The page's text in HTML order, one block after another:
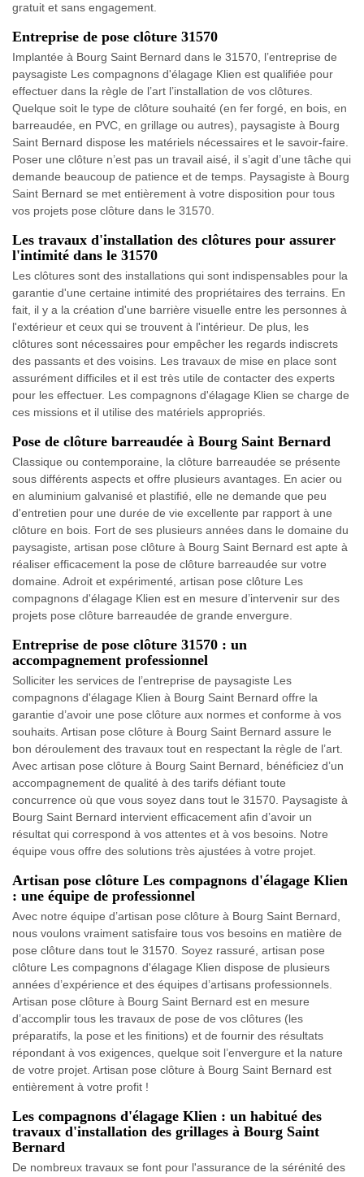
gratuit et sans engagement.
Entreprise de pose clôture 31570
Implantée à Bourg Saint Bernard dans le 31570, l’entreprise de
paysagiste Les compagnons d'élagage Klien est qualifiée pour
effectuer dans la règle de l’art l’installation de vos clôtures.
Quelque soit le type de clôture souhaité (en fer forgé, en bois, en
barreaudée, en PVC, en grillage ou autres), paysagiste à Bourg
Saint Bernard dispose les matériels nécessaires et le savoir-faire.
Poser une clôture n’est pas un travail aisé, il s’agit d’une tâche qui
demande beaucoup de patience et de temps. Paysagiste à Bourg
Saint Bernard se met entièrement à votre disposition pour tous
vos projets pose clôture dans le 31570.
Les travaux d'installation des clôtures pour assurer
l'intimité dans le 31570
Les clôtures sont des installations qui sont indispensables pour la
garantie d'une certaine intimité des propriétaires des terrains. En
fait, il y a la création d'une barrière visuelle entre les personnes à
l'extérieur et ceux qui se trouvent à l'intérieur. De plus, les
clôtures sont nécessaires pour empêcher les regards indiscrets
des passants et des voisins. Les travaux de mise en place sont
assurément difficiles et il est très utile de contacter des experts
pour les effectuer. Les compagnons d'élagage Klien se charge de
ces missions et il utilise des matériels appropriés.
Pose de clôture barreaudée à Bourg Saint Bernard
Classique ou contemporaine, la clôture barreaudée se présente
sous différents aspects et offre plusieurs avantages. En acier ou
en aluminium galvanisé et plastifié, elle ne demande que peu
d'entretien pour une durée de vie excellente par rapport à une
clôture en bois. Fort de ses plusieurs années dans le domaine du
paysagiste, artisan pose clôture à Bourg Saint Bernard est apte à
réaliser efficacement la pose de clôture barreaudée sur votre
domaine. Adroit et expérimenté, artisan pose clôture Les
compagnons d'élagage Klien est en mesure d’intervenir sur des
projets pose clôture barreaudée de grande envergure.
Entreprise de pose clôture 31570 : un
accompagnement professionnel
Solliciter les services de l’entreprise de paysagiste Les
compagnons d'élagage Klien à Bourg Saint Bernard offre la
garantie d’avoir une pose clôture aux normes et conforme à vos
souhaits. Artisan pose clôture à Bourg Saint Bernard assure le
bon déroulement des travaux tout en respectant la règle de l’art.
Avec artisan pose clôture à Bourg Saint Bernard, bénéficiez d’un
accompagnement de qualité à des tarifs défiant toute
concurrence où que vous soyez dans tout le 31570. Paysagiste à
Bourg Saint Bernard intervient efficacement afin d’avoir un
résultat qui correspond à vos attentes et à vos besoins. Notre
équipe vous offre des solutions très ajustées à votre projet.
Artisan pose clôture Les compagnons d'élagage Klien
: une équipe de professionnel
Avec notre équipe d’artisan pose clôture à Bourg Saint Bernard,
nous voulons vraiment satisfaire tous vos besoins en matière de
pose clôture dans tout le 31570. Soyez rassuré, artisan pose
clôture Les compagnons d'élagage Klien dispose de plusieurs
années d’expérience et des équipes d’artisans professionnels.
Artisan pose clôture à Bourg Saint Bernard est en mesure
d’accomplir tous les travaux de pose de vos clôtures (les
préparatifs, la pose et les finitions) et de fournir des résultats
répondant à vos exigences, quelque soit l’envergure et la nature
de votre projet. Artisan pose clôture à Bourg Saint Bernard est
entièrement à votre profit !
Les compagnons d'élagage Klien : un habitué des
travaux d'installation des grillages à Bourg Saint
Bernard
De nombreux travaux se font pour l'assurance de la sérénité des